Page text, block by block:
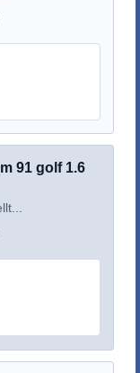
91 golf 1.6